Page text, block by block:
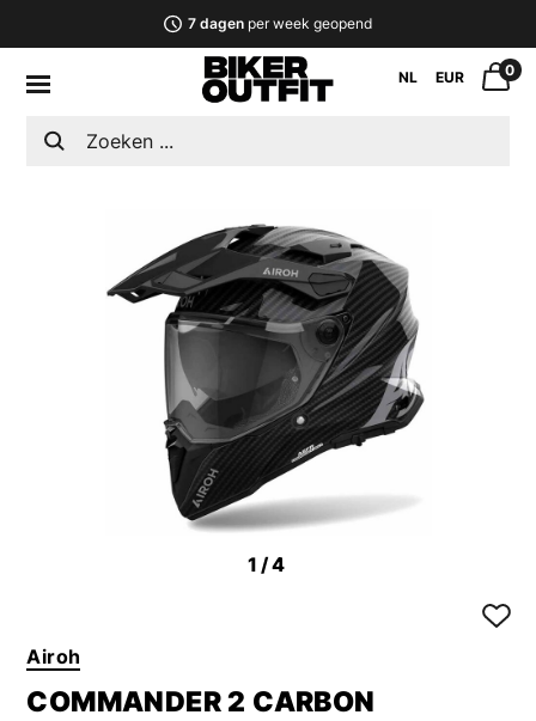
7 dagenper week geopend
NL EUR 0
1 /4
Airoh
COMMANDER 2 CARBON